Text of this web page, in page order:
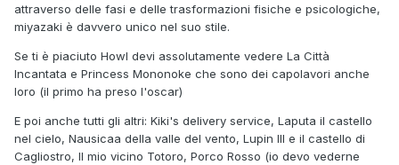
attraverso delle fasi e delle trasformazioni fisiche e psicologiche,
miyazaki è davvero unico nel suo stile.
Se ti è piaciuto Howl devi assolutamente vedere La Città
Incantata e Princess Mononoke che sono dei capolavori anche
loro (il primo ha preso l'oscar)
E poi anche tutti gli altri: Kiki's delivery service, Laputa il castello
nel cielo, Nausicaa della valle del vento, Lupin III e il castello di
Cagliostro, Il mio vicino Totoro, Porco Rosso (io devo vederne